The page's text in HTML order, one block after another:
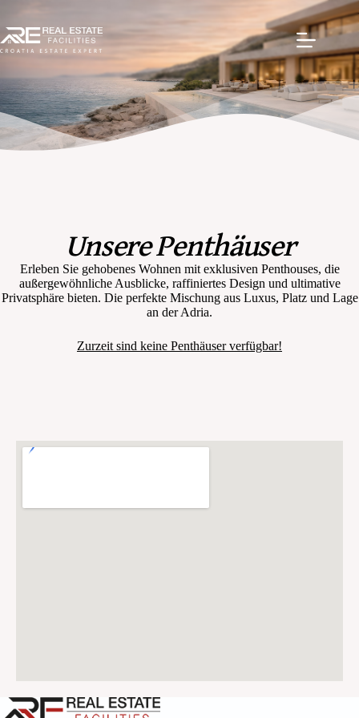
Unsere Penthäuser
Erleben Sie gehobenes Wohnen mit exklusiven Penthouses, die
außergewöhnliche Ausblicke, raffiniertes Design und ultimative
Privatsphäre bieten. Die perfekte Mischung aus Luxus, Platz und Lage
an der Adria.
Zurzeit sind keine Penthäuser verfügbar!